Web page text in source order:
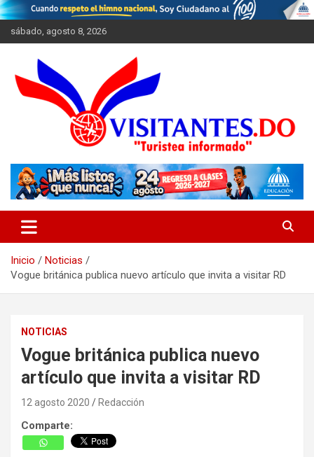
Saltar
al
contenido
sábado, agosto 8, 2026
Visitantes
Inicio
Noticias
Vogue británica publica nuevo artículo que invita a visitar RD
NOTICIAS
Vogue británica publica nuevo
artículo que invita a visitar RD
12 agosto 2020 Redacción
Comparte: